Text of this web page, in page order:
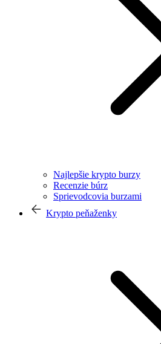
Najlepšie krypto burzy
Recenzie búrz
Sprievodcovia burzami
Krypto peňaženky